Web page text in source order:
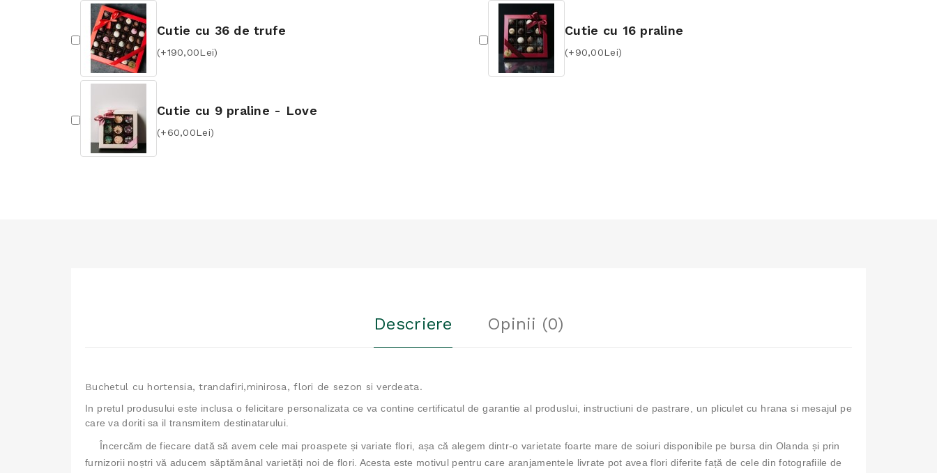
Cutie cu 36 de trufe
(+190,00Lei)
Cutie cu 16 praline
(+90,00Lei)
Cutie cu 9 praline - Love
(+60,00Lei)
Descriere Opinii (0)
Buchetul cu hortensia, trandafiri,minirosa, flori de sezon si verdeata.
In pretul produsului este inclusa o felicitare personalizata ce va contine certificatul de garantie al produslui, instructiuni de pastrare, un pliculet cu hrana si mesajul pe
care va doriti sa il transmitem destinatarului.
Încercăm de fiecare dată să avem cele mai proaspete și variate flori, așa că alegem dintr-o varietate foarte mare de soiuri disponibile pe bursa din Olanda și prin
furnizorii noștri vă aducem săptămânal varietăți noi de flori. Acesta este motivul pentru care aranjamentele livrate pot avea flori diferite față de cele din fotografiile de